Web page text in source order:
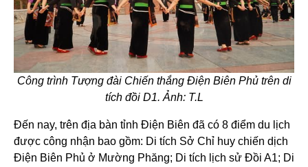
Công trình Tượng đài Chiến thắng Điện Biên Phủ trên di
tích đồi D1. Ảnh: T.L
Đến nay, trên địa bàn tỉnh Điện Biên đã có 8 điểm du lịch
được công nhận bao gồm: Di tích Sở Chỉ huy chiến dịch
Điện Biên Phủ ở Mường Phăng; Di tích lịch sử Đồi A1; Di